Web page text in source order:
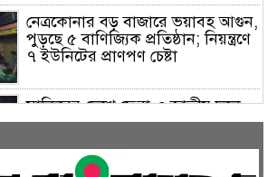
নেত্রকোনার বড় বাজারে ভয়াবহ আগুন,
পুড়ছে ৫ বাণিজ্যিক প্রতিষ্ঠান; নিয়ন্ত্রণে
৭ ইউনিটের প্রাণপণ চেষ্টা
সাকিবের দেশে ফেরা ও জাতীয় দলে
ফেরার সম্ভাবনা নেই, ইঙ্গিত ক্রীড়া